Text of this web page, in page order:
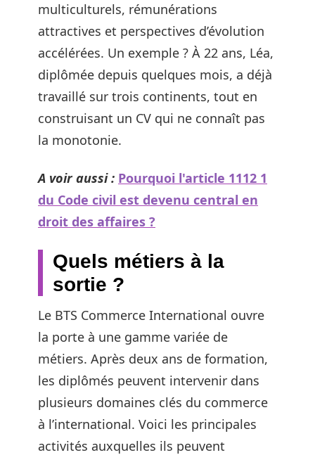
multiculturels, rémunérations
attractives et perspectives d’évolution
accélérées. Un exemple ? À 22 ans, Léa,
diplômée depuis quelques mois, a déjà
travaillé sur trois continents, tout en
construisant un CV qui ne connaît pas
la monotonie.
A voir aussi : Pourquoi l'article 1112 1
du Code civil est devenu central en
droit des affaires ?
Quels métiers à la
sortie ?
Le BTS Commerce International ouvre
la porte à une gamme variée de
métiers. Après deux ans de formation,
les diplômés peuvent intervenir dans
plusieurs domaines clés du commerce
à l’international. Voici les principales
activités auxquelles ils peuvent